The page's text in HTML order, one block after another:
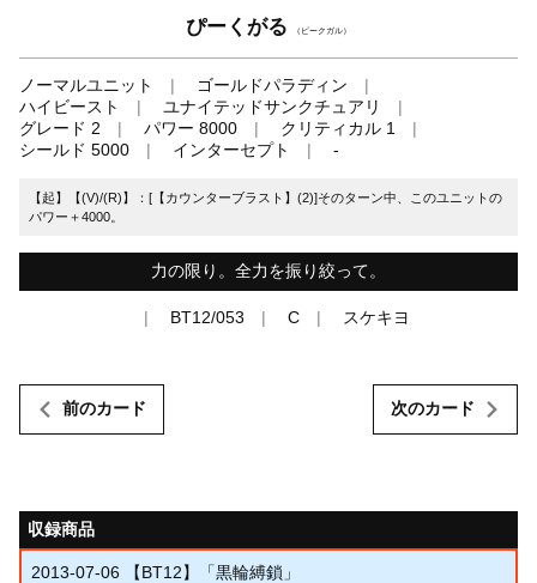
ぴーくがる （ピークガル）
ノーマルユニット
ゴールドパラディン
ハイビースト
ユナイテッドサンクチュアリ
グレード 2
パワー 8000
クリティカル 1
シールド 5000
インターセプト -
【起】【(V)/(R)】：[【カウンターブラスト】(2)]そのターン中、このユニットの
パワー＋4000。
力の限り。全力を振り絞って。
BT12/053 C スケキヨ
前のカード 次のカード
収録商品
2013-07-06 【BT12】「黒輪縛鎖」